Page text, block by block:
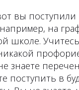
вы поступили
на
школе.
знаете
поступить в